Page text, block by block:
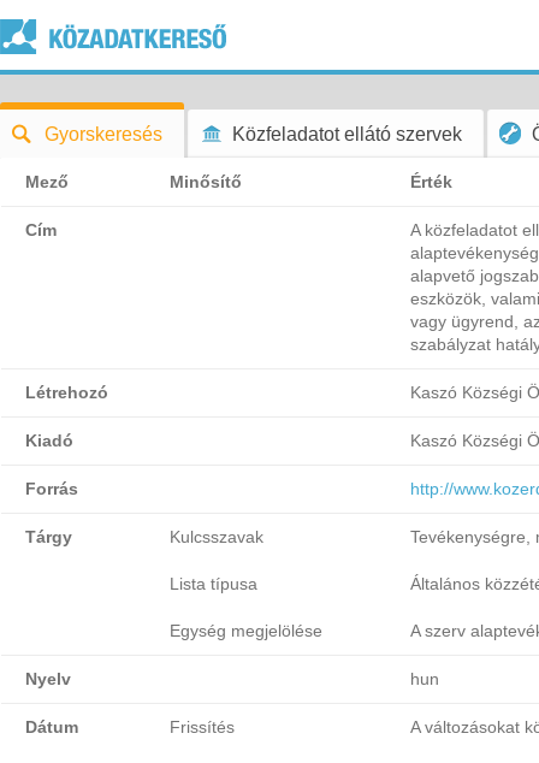
Gyorskeresés Közfeladatot ellátó szervek
Mező Minősítő Érték
Cím
A közfeladatot
alapvető
eszközök,
vagy ügyrend,
szabályzat
Létrehozó Kaszó Községi
Kiadó Kaszó Községi
Forrás http://
Tárgy Kulcsszavak Tevékenységre,
Lista típusa Általános
Egység megjelölése A szerv
Nyelv hun
Dátum Frissítés A változásokat